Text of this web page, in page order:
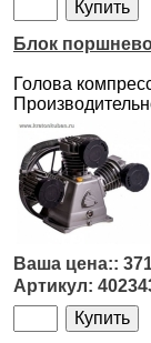
Блок
Голова